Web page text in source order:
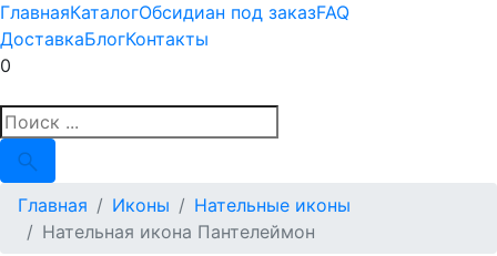
ГлавнаяКаталогОбсидиан под заказFAQ
ДоставкаБлогКонтакты
0
Главная Иконы
Нательные иконы
Нательная икона Пантелеймон